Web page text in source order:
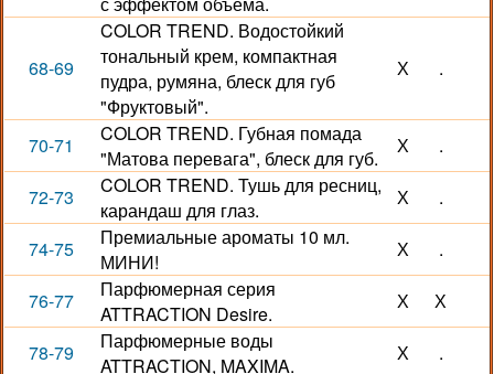
68-69
COLOR TREND. Водостойкий
тональный крем, компактная
пудра, румяна, блеск для губ
"Фруктовый".
Х .
70-71
COLOR TREND. Губная помада
"Матова перевага", блеск для губ.
Х .
72-73
COLOR TREND. Тушь для ресниц,
карандаш для глаз.
Х .
74-75
Премиальные ароматы 10 мл.
МИНИ!
Х .
76-77
Парфюмерная серия
ATTRACTION Desire.
Х Х
78-79
Парфюмерные воды
ATTRACTION, MAXIMA.
Х
.